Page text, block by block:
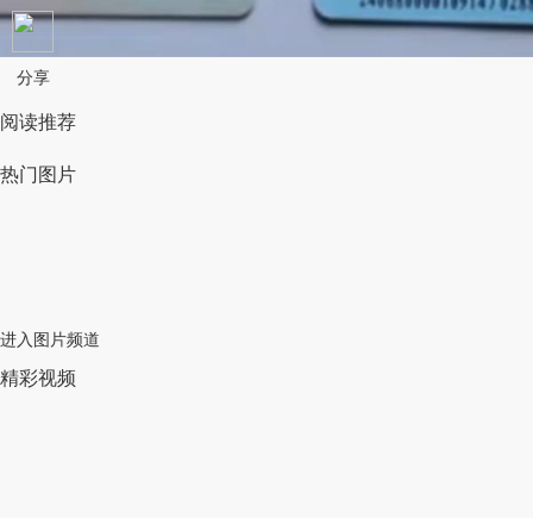
分享
阅读推荐
热门图片
进入图片频道
精彩视频